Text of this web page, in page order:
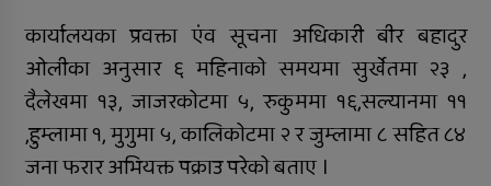
रुकुम पश्चिमका छ स्थानीय तहले ल्याए
तिन अर्ब ६२ करोड बजेट
सार्वजनिक बिदामा पनि सेवा दिदै
कालीकोटका नौ पालिकाको चार अर्ब ५५
करोड बजेट
कार्यालयका प्रवक्ता एंव सूचना अधिकारी बीर बहादुर
ओलीका अनुसार ६ महिनाकाे समयमा सुर्खेतमा २३ ,
दैलेखमा १३, जाजरकाेटमा ५, रुकुममा १६,सल्यानमा ११
,हुम्लामा १, मुगुमा ५, कालिकाेटमा २ र जुम्लामा ८ सहित ८४
जना फरार अभियक्त पक्राउ परेकाे बताए ।